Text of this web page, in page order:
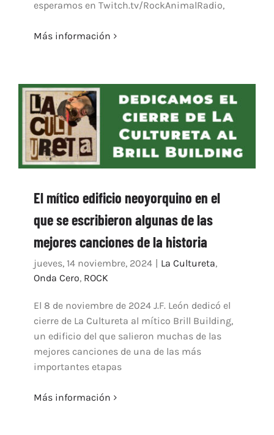
esperamos en Twitch.tv/RockAnimalRadio,
Más información
El mítico edificio neoyorquino en el
que se escribieron algunas de las
mejores canciones de la historia
jueves, 14 noviembre, 2024 La Cultureta,
Onda Cero, ROCK
El 8 de noviembre de 2024 J.F. León dedicó el
cierre de La Cultureta al mítico Brill Building,
un edificio del que salieron muchas de las
mejores canciones de una de las más
importantes etapas
Más información